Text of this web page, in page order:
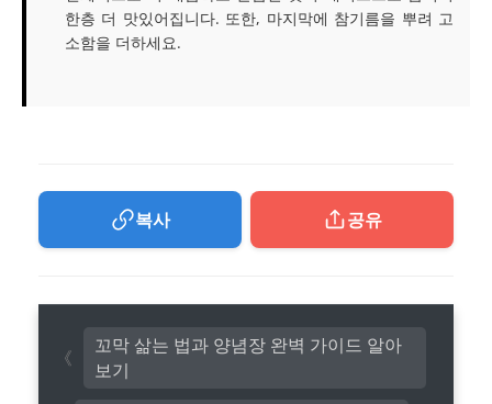
한층 더 맛있어집니다. 또한, 마지막에 참기름을 뿌려 고
소함을 더하세요.
복사 공유
꼬막 삶는 법과 양념장 완벽 가이드 알아
보기